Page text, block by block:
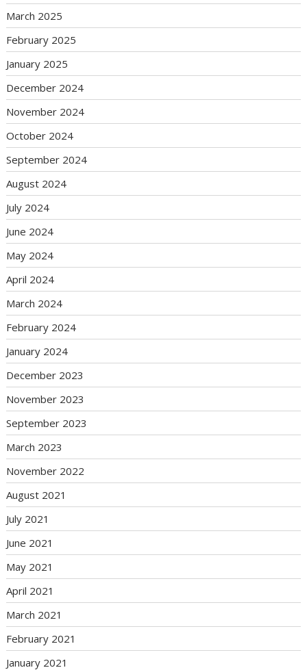
March 2025
February 2025
January 2025
December 2024
November 2024
October 2024
September 2024
August 2024
July 2024
June 2024
May 2024
April 2024
March 2024
February 2024
January 2024
December 2023
November 2023
September 2023
March 2023
November 2022
August 2021
July 2021
June 2021
May 2021
April 2021
March 2021
February 2021
January 2021